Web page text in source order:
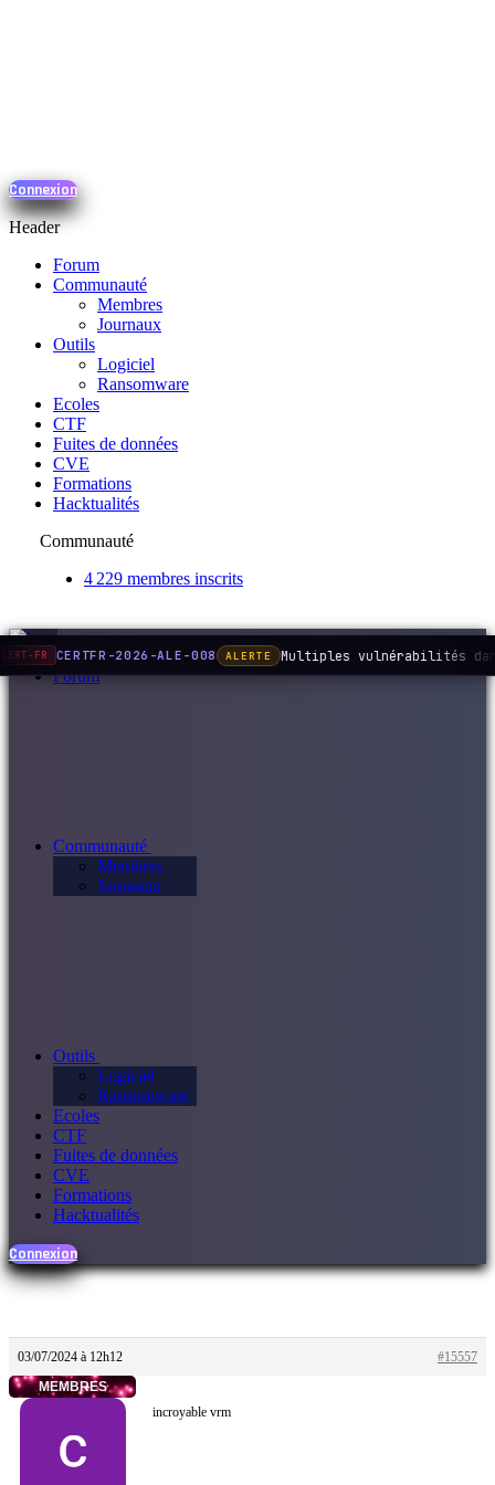
Connexion
Header
Forum
Communauté
Membres
Journaux
Outils
Logiciel
Ransomware
Ecoles
CTF
Fuites de données
CVE
Formations
Hacktualités
Communauté
4 229 membres inscrits
Forum
Communauté
Membres
Journaux
Outils
Logiciel
Ransomware
Ecoles
CTF
Fuites de données
CVE
Formations
Hacktualités
Connexion
03/07/2024 à 12h12
#15557
MEMBRES
incroyable vrm
CERT-FR CERTFR-2026-ALE-008 ALERTE Multiples vulnérabilités